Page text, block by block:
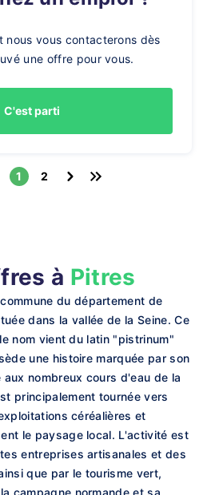
nous vous contacterons dès
une offre pour vous.
C'est parti
1 2
à Pitres
du département de
dans la vallée de la Seine. Ce
nom vient du latin "pistrinum"
une histoire marquée par son
nombreux cours d'eau de la
principalement tournée vers
céréalières et
le paysage local. L'activité est
entreprises artisanales et des
que par le tourisme vert,
campagne normande et sa